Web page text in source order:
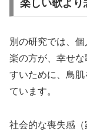
楽しい歌より
別の研究では、
楽の方が、幸せ
すいために、鳥
ています。
社会的な喪失感（